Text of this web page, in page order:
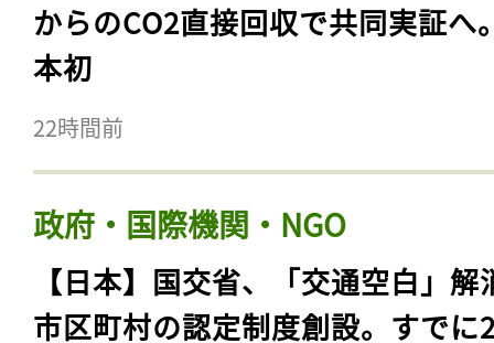
からのCO2直接回収で共同実証へ
本初
22時間前
政府・国際機関・NGO
【日本】国交省、「交通空白」解
市区町村の認定制度創設。すでに